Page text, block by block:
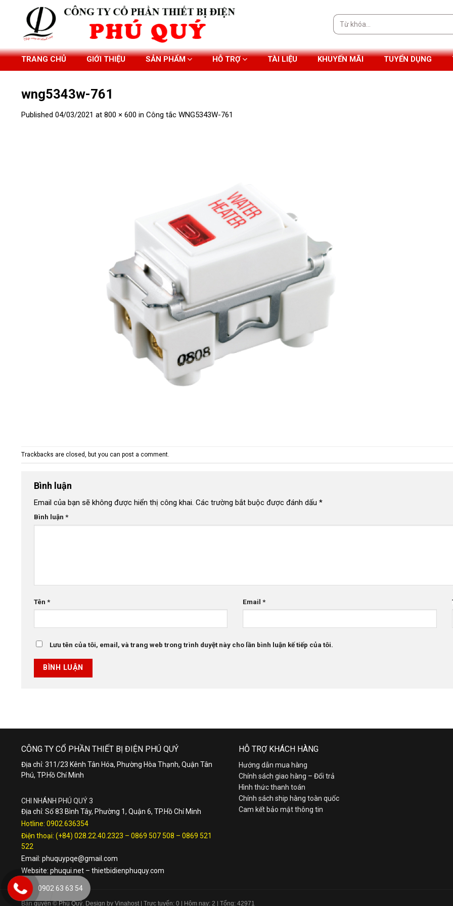
Tìm
kiếm:
TRANG CHỦ GIỚI THIỆU SẢN PHẨM HỖ TRỢ TÀI LIỆU KHUYẾN MÃI TUYỂN DỤNG
wng5343w-761
Published 04/03/2021 at 800 × 600 in Công tắc WNG5343W-761
Trackbacks are closed, but you can post a comment
Bình luận
Email của bạn sẽ không được hiển thị công khai. Các trường bắt buộc được đánh dấu *
Bình luận *
Tên * Email*
Lưu tên của tôi, email, và trang web trong trình duyệt này cho lần bình luận kế tiếp của tôi.
CÔNG TY CỔ PHẦN THIẾT BỊ ĐIỆN PHÚ QUÝ
Địa chỉ: 311/23 Kênh Tân Hóa, Phường Hòa Thạnh, Quận Tân
Phú, TP.Hồ Chí Minh
CHI NHÁNH PHÚ QUÝ 3
Địa chỉ: Số 83 Bình Tây, Phường 1, Quận 6, TP.Hồ Chí Minh
Hotline: 0902.636354
Điện thoại: (+84) 028.22.40.2323 – 0869 507 508 – 0869 521
522
Email: phuquypqe@gmail.com
Website: phuqui.net – thietbidienphuquy.com
HỖ TRỢ KHÁCH HÀNG
Hướng dẫn mua hàng
Chính sách giao hàng – Đổi trả
Hình thức thanh toán
Chính sách ship hàng toàn quốc
Cam kết bảo mật thông tin
Bản quyền © Phú Quý. Design by Vinahost | Trực tuyến: 0 | Hôm nay: 2 | Tổng: 42971
0902 63 63 54